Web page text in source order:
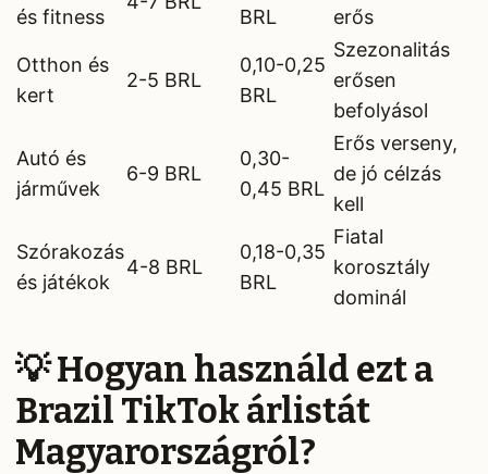
és fitness BRL erős
Otthon és
kert
2-5 BRL
0,10-0,25
BRL
Szezonalitás
erősen
befolyásol
Autó és
járművek
6-9 BRL
0,30-
0,45 BRL
Erős verseny,
de jó célzás
kell
Szórakozás
és játékok
4-8 BRL
0,18-0,35
BRL
Fiatal
korosztály
dominál
💡 Hogyan használd ezt a
Brazil TikTok árlistát
Magyarországról?